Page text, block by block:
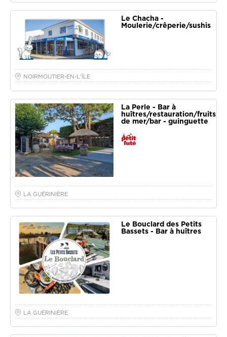
Le Chacha -
Moulerie/crêperie/sushis
NOIRMOUTIER-EN-L'ÎLE
La Perle - Bar à
huîtres/restauration/fruits
de mer/bar - guinguette
LA GUÉRINIÈRE
Le Bouclard des Petits
Bassets - Bar à huîtres
LA GUÉRINIÈRE